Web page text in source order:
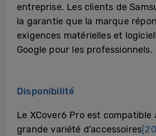
entreprise. Les clients de
la garantie que la marque
exigences matérielles et
Google pour les professionnels.
Disponibilité
Le XCover6 Pro est compatible
grande variété d’accessoires